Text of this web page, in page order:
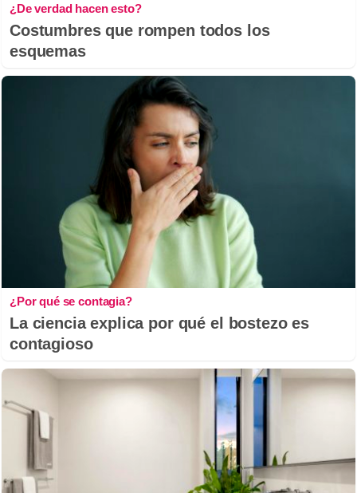
¿De verdad hacen esto?
Costumbres que rompen todos los
esquemas
¿Por qué se contagia?
La ciencia explica por qué el bostezo es
contagioso